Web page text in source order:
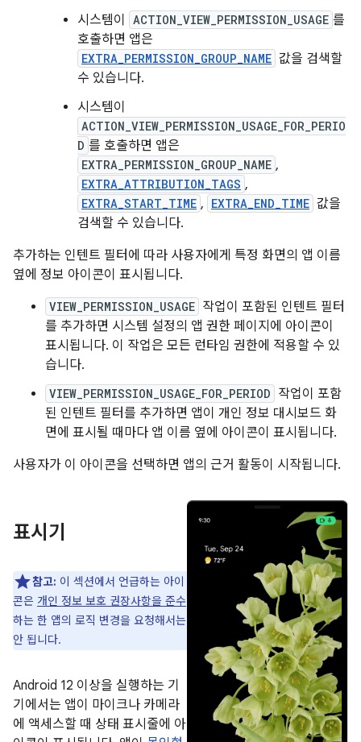
시스템이
ACTION_VIEW_PERMISSION_USAGE 를
호출하면 앱은
EXTRA_PERMISSION_GROUP_NAME 값을 검색할
수 있습니다.
시스템이
ACTION_VIEW_PERMISSION_USAGE_FOR_PERIO
D 를 호출하면 앱은
EXTRA_PERMISSION_GROUP_NAME ,
EXTRA_ATTRIBUTION_TAGS ,
EXTRA_START_TIME , EXTRA_END_TIME 값을
검색할 수 있습니다.
추가하는 인텐트 필터에 따라 사용자에게 특정 화면의 앱 이름
옆에 정보 아이콘이 표시됩니다.
VIEW_PERMISSION_USAGE 작업이 포함된 인텐트 필터
를 추가하면 시스템 설정의 앱 권한 페이지에 아이콘이
표시됩니다. 이 작업은 모든 런타임 권한에 적용할 수 있
습니다.
VIEW_PERMISSION_USAGE_FOR_PERIOD 작업이 포함
된 인텐트 필터를 추가하면 앱이 개인 정보 대시보드 화
면에 표시될 때마다 앱 이름 옆에 아이콘이 표시됩니다.
사용자가 이 아이콘을 선택하면 앱의 근거 활동이 시작됩니다.
표시기
참고: 이 섹션에서 언급하는 아이
콘은 개인 정보 보호 권장사항을 준수
하는 한 앱의 로직 변경을 요청해서는
안 됩니다.
Android 12 이상을 실행하는 기
기에서는 앱이 마이크나 카메라
에 액세스할 때 상태 표시줄에 아